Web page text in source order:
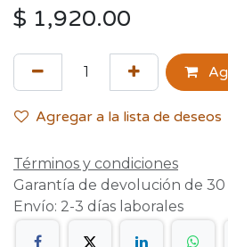
$ 1,920.00
Agregar a la lista de deseos
Términos y condiciones
Garantía de devolución de 30
Envío: 2-3 días laborales